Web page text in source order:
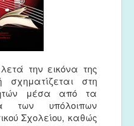
την εικόνα της
σχηματίζεται στη
μέσα από τα
των υπόλοιπων
Σχολείου, καθώς